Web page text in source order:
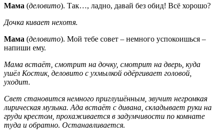
Мама (деловито). Так…, ладно, давай без обид! Всё хорошо?
Дочка кивает нехотя.
Мама (деловито). Мой тебе совет – немного успокоишься –
напиши ему.
Мама встаёт, смотрит на дочку, смотрит на дверь, куда
ушёл Костик, деловито с ухмылкой одёргивает головой,
уходит.
Свет становится немного приглушённым, звучит негромкая
лирическая музыка. Ада встаёт с дивана, складывает руки на
груди крестом, прохаживается в задумчивости по комнате
туда и обратно. Останавливается.